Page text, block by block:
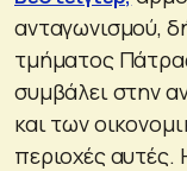
ανταγωνισμού,
τμήματος
συμβάλει στην
και των
περιοχές